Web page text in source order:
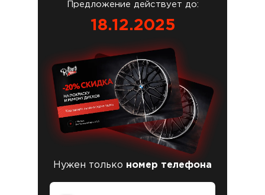
Предложение действует до:
Нужен только номер телефона
18.12.2025